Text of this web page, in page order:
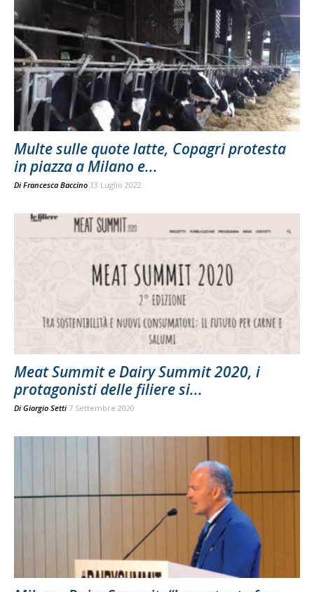
Multe sulle quote latte, Copagri protesta
in piazza a Milano e...
Di Francesca Baccino 13 Luglio 2022
Meat Summit e Dairy Summit 2020, i
protagonisti delle filiere si...
Di Giorgio Setti 7 Settembre 2020